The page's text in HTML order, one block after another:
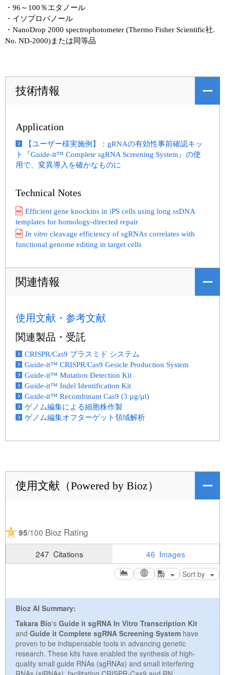
・96～100％エタノール
・イソプロパノール
・NanoDrop 2000 spectrophotometer (Thermo Fisher Scientific社.
No. ND-2000)または同等品
技術情報
Application
【ユーザー様実施例】：gRNAの有効性事前確認キッ
ト『Guide-it™ Complete sgRNA Screening System』の使
用で、変異導入を確かなものに
Technical Notes
Efficient gene knockins in iPS cells using long ssDNA
templates for homology-directed repair
In vitro cleavage efficiency of sgRNAs correlates with
functional genome editing in target cells
関連情報
使用文献・参考文献
関連製品・受託
CRISPR/Cas9 プラスミド システム
Guide-it™ CRISPR/Cas9 Gesicle Production System
Guide-it™ Mutation Detection Kit
Guide-it™ Indel Identification Kit
Guide-it™ Recombinant Cas9 (3 µg/µl)
ゲノム編集による細胞株作製
ゲノム編集オフターゲット領域解析
使用文献（Powered by Bioz）